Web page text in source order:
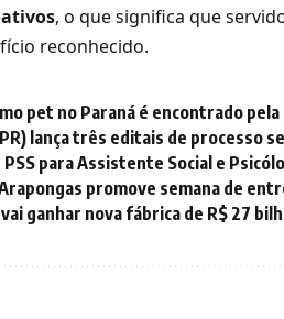
, o que significa que
reconhecido.
pet no Paraná é encontrado
lança três editais de processo
para Assistente Social e
promove semana de
ganhar nova fábrica de R$ 27